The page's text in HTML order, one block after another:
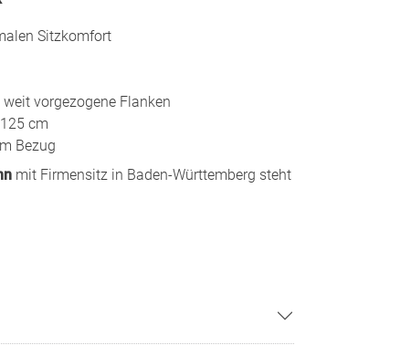
Sitzkomfort
vorgezogene Flanken
cm
Bezug
mit Firmensitz in Baden-Württemberg steht